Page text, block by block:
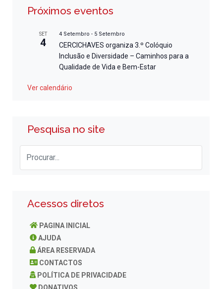
Próximos eventos
SET
4
4 Setembro - 5 Setembro
CERCICHAVES organiza 3.º Colóquio
Inclusão e Diversidade – Caminhos para a
Qualidade de Vida e Bem-Estar
Ver calendário
Pesquisa no site
Acessos diretos
PAGINA INICIAL
AJUDA
ÁREA RESERVADA
CONTACTOS
POLÍTICA DE PRIVACIDADE
DONATIVOS